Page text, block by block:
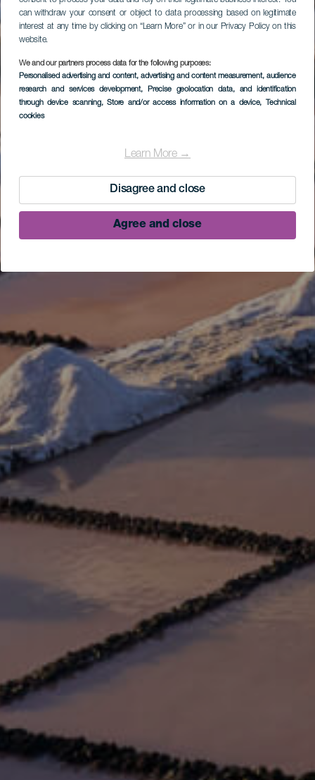
can withdraw your consent or object to data processing based on legitimate
interest at any time by clicking on “Learn More” or in our Privacy Policy on this
website.
We and our partners process data for the following purposes:
Personalised advertising and content, advertising and content measurement, audience
research and services development, Precise geolocation data, and identification
through device scanning, Store and/or access information on a device, Technical
cookies
Learn More →
Disagree and close
Agree and close